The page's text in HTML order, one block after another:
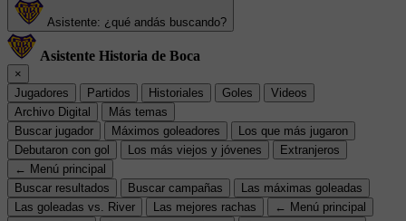
Asistente: ¿qué andás buscando?
Asistente Historia de Boca
×
Jugadores
Partidos Historiales Goles
Videos
Archivo Digital
Más temas
Buscar jugador
Máximos goleadores
Los que más jugaron
Debutaron con gol
Los más viejos y jóvenes
Extranjeros
← Menú principal
Buscar resultados
Buscar campañas
Las máximas goleadas
Las goleadas vs. River
Las mejores rachas
← Menú principal